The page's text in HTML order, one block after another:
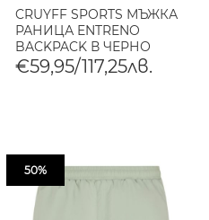
CRUYFF SPORTS МЪЖКА
РАНИЦА ENTRENO
BACKPACK В ЧЕРНО
€59,95/117,25лв.
50%